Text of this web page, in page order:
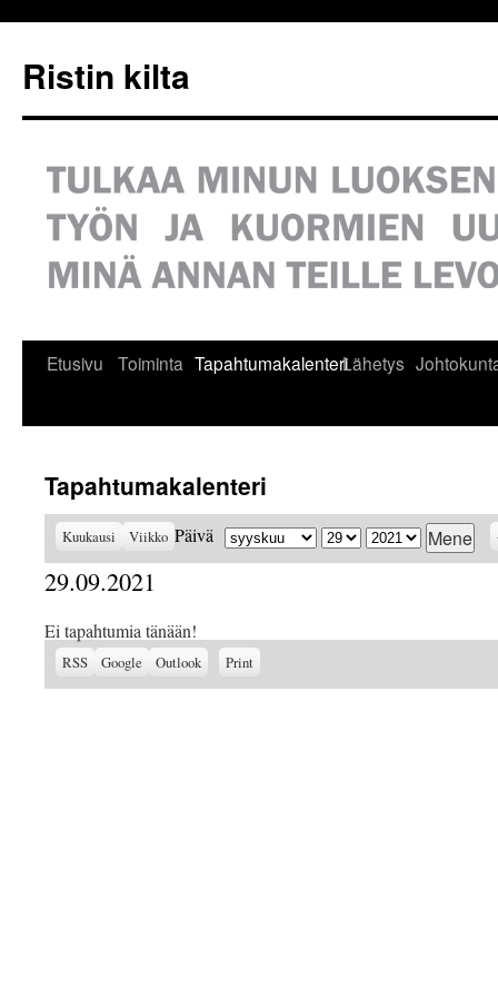
Ristin kilta
Etusivu Toiminta TapahtumakalenteriLähetys
Tapahtumakalenteri
Kuukausi Viikko Päivä Kuukausi PäiväVuosi
29.09.2021
Ei tapahtumia tänään!
RSS
Subscribe
Google
Subscribe
Outlook Print